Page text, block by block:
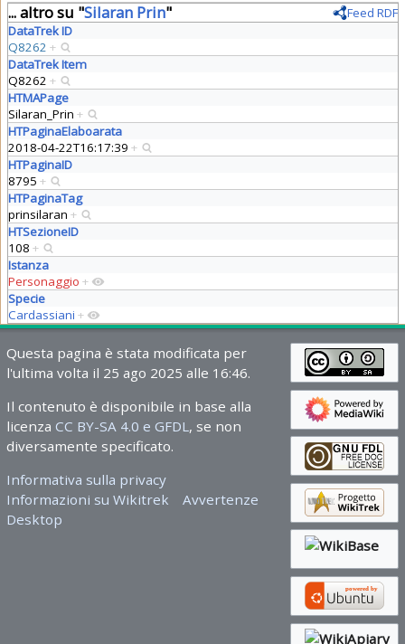
... altro su "Silaran Prin"
Feed RDF
DataTrek ID
Q8262 +
DataTrek Item
Q8262 +
HTMAPage
Silaran_Prin +
HTPaginaElaboarata
2018-04-22T16:17:39 +
HTPaginaID
8795 +
HTPaginaTag
prinsilaran +
HTSezioneID
108 +
Istanza
Personaggio +
Specie
Cardassiani +
Questa pagina è stata modificata per
l'ultima volta il 25 ago 2025 alle 16:46.
Il contenuto è disponibile in base alla
licenza CC BY-SA 4.0 e GFDL, se non
diversamente specificato.
Informativa sulla privacy
Informazioni su Wikitrek
Avvertenze
Desktop